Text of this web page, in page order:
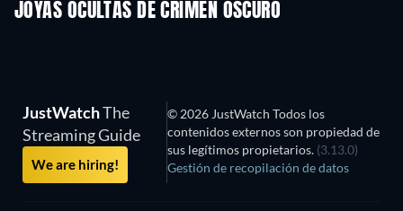
JOYAS OCULTAS DE CRIMEN OSCURO
TV
JustWatchThe
Streaming Guide
We are hiring!
© 2026 JustWatch Todos los
contenidos externos son propiedad de
sus legítimos propietarios. (3.13.0)
Gestión de recopilación de datos